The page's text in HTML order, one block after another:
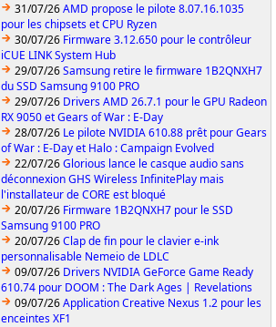
31/07/26AMD propose le pilote 8.07.16.1035
pour les chipsets et CPU Ryzen
30/07/26 Firmware 3.12.650 pour le contrôleur
iCUE LINK System Hub
29/07/26Samsung retire le firmware 1B2QNXH7
du SSD Samsung 9100 PRO
29/07/26 Drivers AMD 26.7.1 pour le GPU Radeon
RX 9050 et Gears of War : E-Day
28/07/26 Le pilote NVIDIA 610.88 prêt pour Gears
of War : E-Day et Halo : Campaign Evolved
22/07/26Glorious lance le casque audio sans
déconnexion GHS Wireless InfinitePlay mais
l'installateur de CORE est bloqué
20/07/26 Firmware 1B2QNXH7 pour le SSD
Samsung 9100 PRO
20/07/26Clap de fin pour le clavier e-ink
personnalisable Nemeio de LDLC
09/07/26 Drivers NVIDIA GeForce Game Ready
610.74 pour DOOM : The Dark Ages | Revelations
09/07/26Application Creative Nexus 1.2 pour les
enceintes XF1